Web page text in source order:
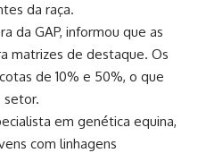
da raça.
da GAP, informou que as
matrizes de destaque. Os
de 10% e 50%, o que
setor.
em genética equina,
com linhagens